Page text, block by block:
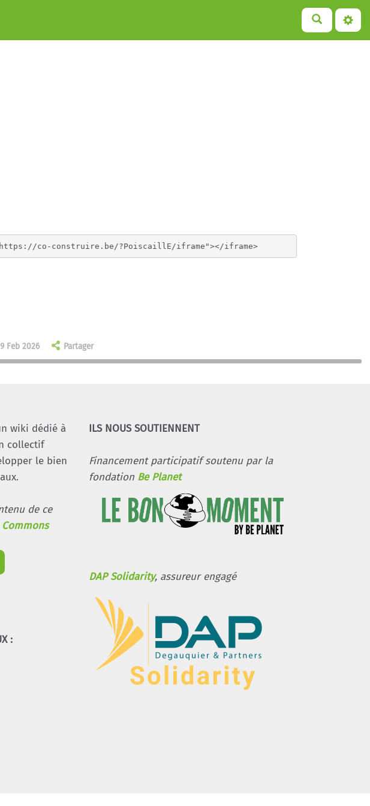
<iframe class="auto-resize" width="100%" scroll="no" frameborder="0" src="https://co-construire.be/?PoiscaillE/iframe"></iframe>
Feb 2026 Partager
wiki dédié à
collectif
le bien
de ce
:
ILS NOUS SOUTIENNENT
Financement participatif soutenu par la
fondation Be Planet
DAP Solidarity, assureur engagé